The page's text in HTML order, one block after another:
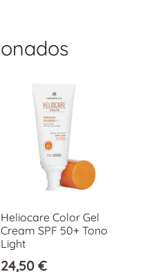
Heliocare Color Gel
Cream SPF 50+ Tono
Light
24,50 €